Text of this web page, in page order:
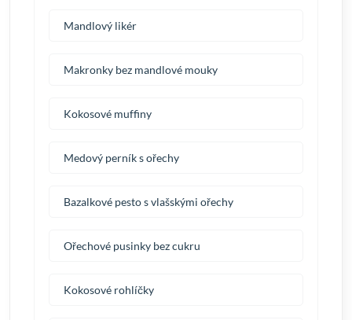
Mandlový likér
Makronky bez mandlové mouky
Kokosové muffiny
Medový perník s ořechy
Bazalkové pesto s vlašskými ořechy
Ořechové pusinky bez cukru
Kokosové rohlíčky